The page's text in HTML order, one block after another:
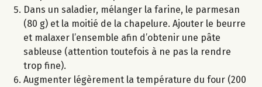
Dans un saladier, mélanger la farine, le parmesan
(80 g) et la moitié de la chapelure. Ajouter le beurre
et malaxer l’ensemble afin d’obtenir une pâte
sableuse (attention toutefois à ne pas la rendre
trop fine).
Augmenter légèrement la température du four (200